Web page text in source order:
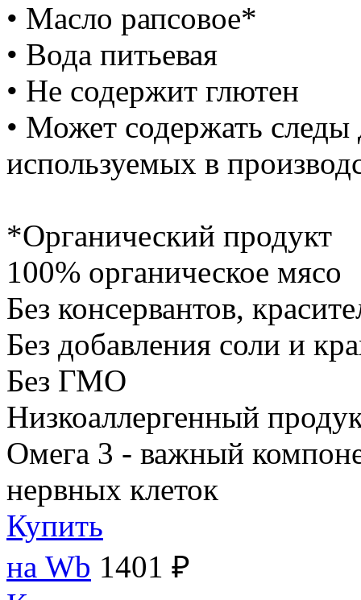
• Масло рапсовое*
• Вода питьевая
• Не содержит глютен
• Может содержать следы
используемых в
*Органический продукт
100% органическое мясо
Без консервантов,
Без добавления соли и
Без ГМО
Низкоаллергенный
Омега 3 - важный
нервных клеток
Купить
на Wb 1401 ₽